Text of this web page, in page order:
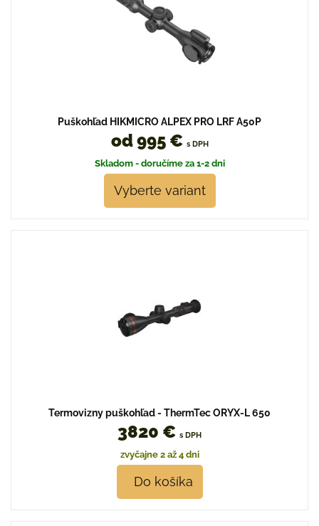
Puškohľad HIKMICRO ALPEX PRO LRF A50P
od 995 € s DPH
Skladom - doručíme za 1-2 dni
Vyberte variant
Termovizny puškohľad - ThermTec ORYX-L 650
3820 € s DPH
zvyčajne 2 až 4 dni
Do košíka